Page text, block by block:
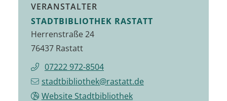
VERANSTALTER
STADTBIBLIOTHEK RASTATT
Herrenstraße 24
76437 Rastatt
07222 972-8504
stadtbibliothek@rastatt.de
Website Stadtbibliothek